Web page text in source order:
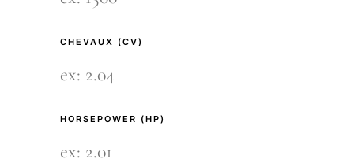
CHEVAUX (CV)
HORSEPOWER (HP)